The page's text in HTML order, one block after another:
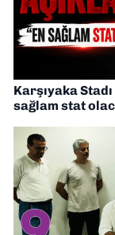
Karşıyaka
sağlam stat